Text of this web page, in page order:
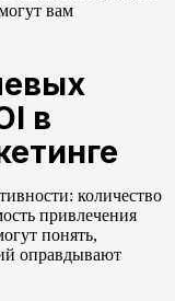
вам
в
количество
привлечения
понять,
оправдывают